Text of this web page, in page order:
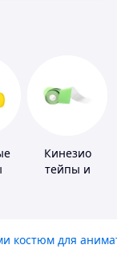
Кинезио
тейпы и
костюм для